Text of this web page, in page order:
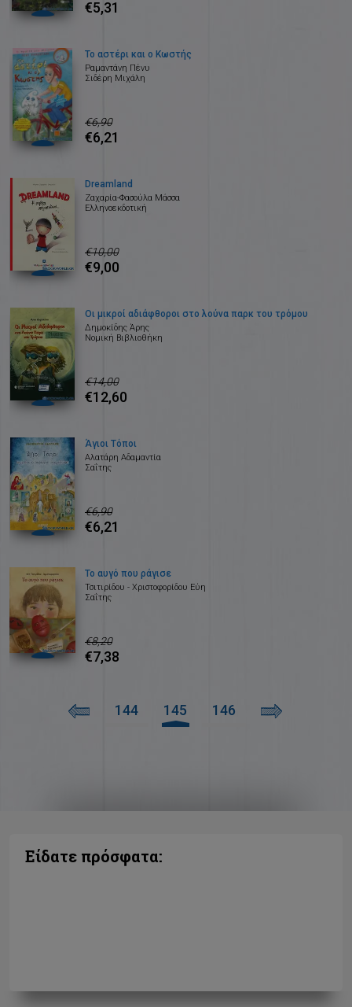
€5,31
Το αστέρι και ο Κωστής
Ραμαντάνη Πένυ
Σιδέρη Μιχάλη
€6,90
€6,21
Dreamland
Ζαχαρία-Φασούλα Μάσσα
Ελληνοεκδοτική
€10,00
€9,00
Οι μικροί αδιάφθοροι στο λούνα παρκ του τρόμου
Δημοκίδης Άρης
Νομική Βιβλιοθήκη
€14,00
€12,60
Άγιοι Τόποι
Αλατάρη Αδαμαντία
Σαΐτης
€6,90
€6,21
Το αυγό που ράγισε
Τσιτιρίδου - Χριστοφορίδου Εύη
Σαΐτης
€8,20
€7,38
144 145 146
Είδατε πρόσφατα: